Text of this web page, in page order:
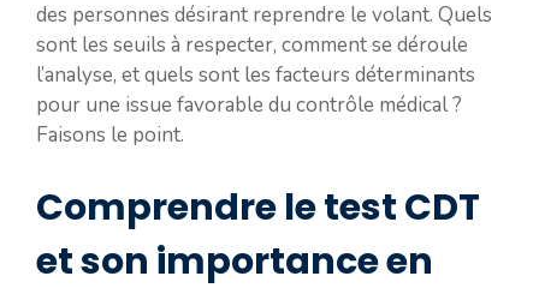
des personnes désirant reprendre le volant. Quels
sont les seuils à respecter, comment se déroule
l’analyse, et quels sont les facteurs déterminants
pour une issue favorable du contrôle médical ?
Faisons le point.
Comprendre le test CDT
et son importance en